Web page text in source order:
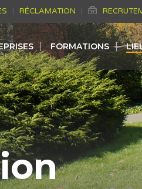
RÉCLAMATION
FORMATIONS